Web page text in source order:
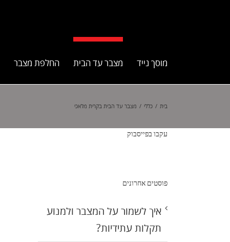
מוסך נייד מצבר עד הבית החלפת מצבר
בית / כללי / מצבר עד הבית בקרית מלאכי
עקבו בפייסבוק
פוסטים אחרונים
איך לשמור על המצבר ולמנוע
תקלות עתידיות?